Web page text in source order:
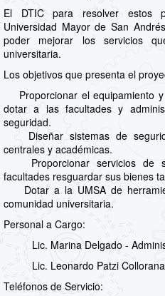
El DTIC para resolver estos
Universidad Mayor de San
poder mejorar los servicios
universitaria.
Los objetivos que presenta el
Proporcionar el equipamiento y
dotar a las facultades y
seguridad.
Diseñar sistemas de
centrales y académicas.
Proporcionar servicios de
facultades resguardar sus bienes
Dotar a la UMSA de
comunidad universitaria.
Personal a Cargo:
Lic. Marina Delgado -
Lic. Leonardo Patzi
Teléfonos de Servicio: